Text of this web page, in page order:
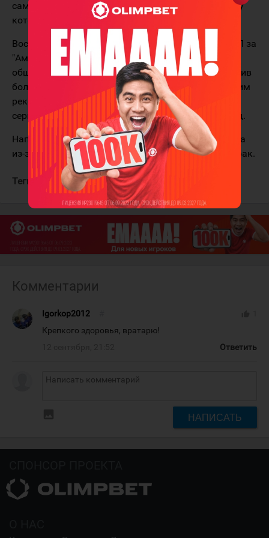
самом начале игры заменил Андрея Тихомирова, у
которого сломался конёк.
Воспитанник хабаровского хоккея выступал в КХЛ за
"Амур", "Металлург", "Локомотив" и "Авангард". В
общей сложности в лиге сыграл 290 матчей, отразив
более 92% бросков. Вратарь является действующим
рекордсменом КХЛ по продолжительности "сухой"
серии, которая составляет 302 минуты и 11 секунд.
Напомним, Алексей Мурыгин пропустил два сезона
из-за серьёзной болезни. Вратарь смог победить рак.
Теги: Мурыгин Алексей Торпедо
Комментарии
Igorkop2012
Крепкого здоровья, вратарю!
Ответить
НАПИСАТЬ